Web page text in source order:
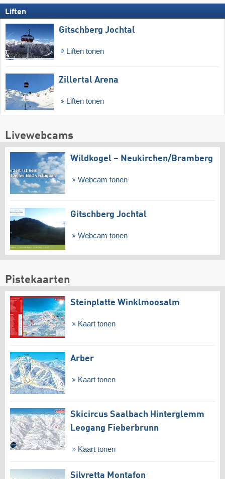
Liften
Gitschberg Jochtal
Liften tonen
Zillertal Arena
Liften tonen
Livewebcams
Wildkogel – Neukirchen/​Bramberg
Webcam tonen
Gitschberg Jochtal
Webcam tonen
Pistekaarten
Steinplatte Winklmoosalm
Kaart tonen
Arber
Kaart tonen
Skicircus Saalbach Hinterglemm
Leogang Fieberbrunn
Kaart tonen
Silvretta Montafon